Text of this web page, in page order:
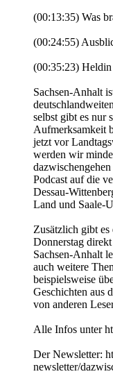
(00:13:35) Was
(00:24:55)
(00:35:23)
Sachsen-Anhalt
selbst gibt es nur
Aufmerksamkeit
jetzt vor
werden wir
Podcast auf die
Dessau-
Land und Saale-
Zusätzlich gibt
Donnerstag
Sachsen-Anhalt
auch weitere
beispielsweise
Geschichten aus
von anderen
Alle Infos unter
Der Newsletter:
newsletter/